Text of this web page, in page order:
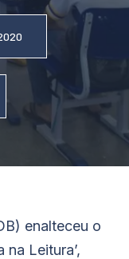
enalteceu o
Leitura’,